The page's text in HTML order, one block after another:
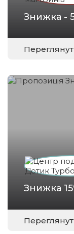
Знижка -
Знижка